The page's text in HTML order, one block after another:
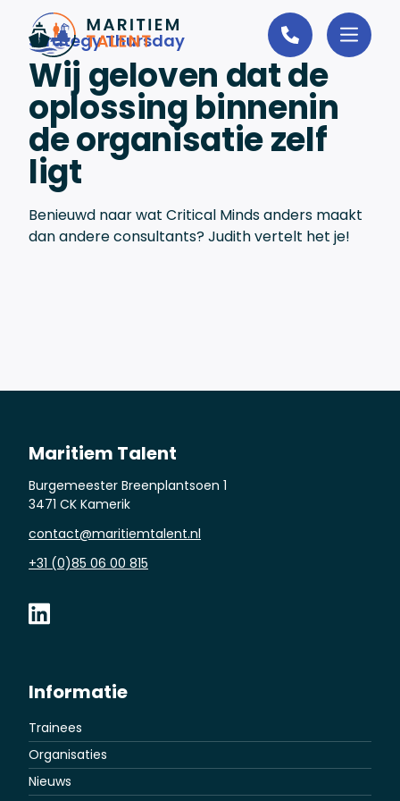
Ga naar de inhoud
Strategy Thursday
Wij geloven dat de
oplossing binnenin
de organisatie zelf
ligt
Benieuwd naar wat Critical Minds anders maakt
dan andere consultants? Judith vertelt het je!
Informatie
Trainees
Organisaties
Nieuws
Maritiem Talent
Burgemeester Breenplantsoen 1
3471 CK Kamerik
contact@maritiemtalent.nl
+31 (0)85 06 00 815